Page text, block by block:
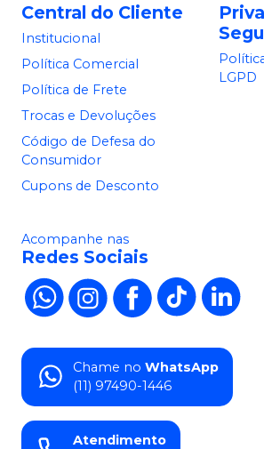
Central do Cliente
Institucional
Política Comercial
Política de Frete
Trocas e Devoluções
Código de Defesa do
Consumidor
Cupons de Desconto
LGPD
Acompanhe nas
Redes Sociais
Chame no WhatsApp
(11) 97490-1446
Atendimento